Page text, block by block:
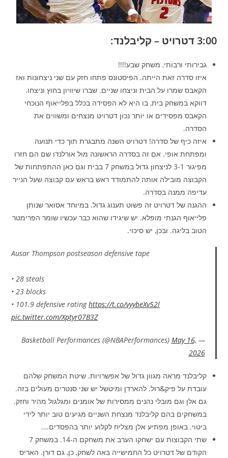
3:00 דטרויט – קליבלנד:
גבירותי ורבותי, משחק שבע!!!!
איזו סדרה זאת הייתה. הפיסטונס פתחו חזק עם שני ניצחונות ואז
הקאבס שמרו על הבית וניצחו שניים. שברו שיוויון בחוץ וניצחו.
דווקא במשחק בית, בו היא לא הפסידה בכלל בפלייאוף הנוכחי
הקאבס מפסידים או יותר נכון דטרויט מנצחים ומשווים את
הסדרה.
איזה כיף של סדרה! דטרויט השנה מתבגרת תוך כדי תנועה
ומפתחת אופי. אם זה בסדרה הראשונה מול אורלנדו שם הם חזרו
מפיגור 3-1 לניצחון גדול במשחק 7 בבית וגם כאן ההתפתחות של
הקבוצה מובילה אותה להתמודד ראש בראש עם קבוצה שעל הנייר
עדיפה ממנה בסדרה.
ההגנה של דטרויט זה פשוט תענוג גדול. במיוחד אסואר שנותן
פלייאוף הגנתי מופלא. יש שיגידו שהוא כבר עכשיו שומר הפרימטר
הטוב בליגה. ובכן, יש סיכוי.
Ausar Thompson postseason defensive tape
• 28 steals
• 23 blocks
• 101.9 defensive ratinghttps://t.co/vyybeXv52l
pic.twitter.com/Xptyr07B3Z
— Basketball Performances (@NBAPerformances)
May 16,
2026
קליבלנד מראה מגוון גדול של אפשרויות. שיטת המשחק שלהם
עובדת על פיק&רול. להארדן ומיטשל יש שני סנטרים מעולים בזה.
גם אלן וגם מובלי נהנים ממסירות של אומנים ומגלגול מהיר וחזק.
במשחקים בהם קליבלנד מנצחת השניים מגיעים טוב יותר לידי
ביטוי. באופן מפתיע אלן מצליח לקלוע יותר בהפסדים….
שתי הקבוצות עם ישחקו הערב את משחקם ה-14. במשחק 7
הקודם של דטרויט כל החמישייה באה לשחק, כן, גם דורן. האריס